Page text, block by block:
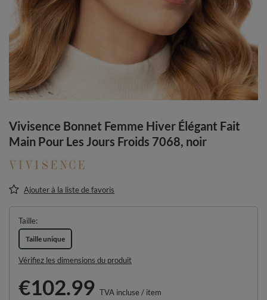
Vivisence Bonnet Femme Hiver Élégant Fait
Main Pour Les Jours Froids 7068, noir
Ajouter à la liste de favoris
Taille
Taille unique
Vérifiez les dimensions du produit
€102.99 TVA incluse/ item